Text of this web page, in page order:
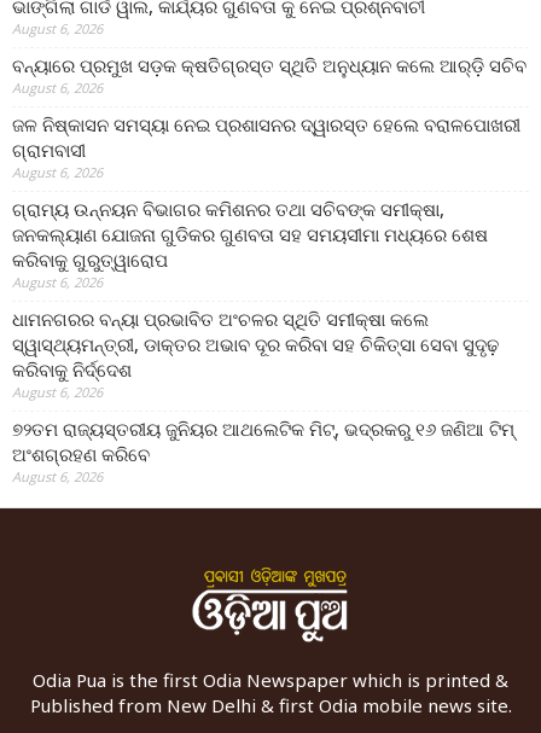
ଭାଙ୍ଗିଲା ଗାର୍ଡ ୱାଲ, କାର୍ଯ୍ୟର ଗୁଣବତା କୁ ନେଇ ପ୍ରଶ୍ନବାଚୀ
August 6, 2026
ବନ୍ୟାରେ ପ୍ରମୁଖ ସଡ଼କ କ୍ଷତିଗ୍ରସ୍ତ ସ୍ଥିତି ଅନୁଧ୍ୟାନ କଲେ ଆର୍‌ଡ଼ି ସଚିବ
August 6, 2026
ଜଳ ନିଷ୍କାସନ ସମସ୍ୟା ନେଇ ପ୍ରଶାସନର ଦ୍ୱାରସ୍ତ ହେଲେ ବରାଳପୋଖରୀ
ଗ୍ରାମବାସୀ
August 6, 2026
ଗ୍ରାମ୍ୟ ଉନ୍ନୟନ ବିଭାଗର କମିଶନର ତଥା ସଚିବଙ୍କ ସମୀକ୍ଷା,
ଜନକଲ୍ୟାଣ ଯୋଜନା ଗୁଡିକର ଗୁଣବତା ସହ ସମୟସୀମା ମଧ୍ୟରେ ଶେଷ
କରିବାକୁ ଗୁରୁତ୍ୱାରୋପ
August 6, 2026
ଧାମନଗରର ବନ୍ୟା ପ୍ରଭାବିତ ଅଂଚଳର ସ୍ଥିତି ସମୀକ୍ଷା କଲେ
ସ୍ୱାସ୍ଥ୍ୟମନ୍ତ୍ରୀ, ଡାକ୍ତର ଅଭାବ ଦୂର କରିବା ସହ ଚିକିତ୍ସା ସେବା ସୁଦୃଢ଼
କରିବାକୁ ନିର୍ଦ୍ଦେଶ
August 6, 2026
୭୨ତମ ରାଜ୍ୟସ୍ତରୀୟ ଜୁନିୟର ଆଥଲେଟିକ ମିଟ୍‌, ଭଦ୍ରକରୁ ୧୬ ଜଣିଆ ଟିମ୍
ଅଂଶଗ୍ରହଣ କରିବେ
August 6, 2026
Odia Pua is the first Odia Newspaper which is printed &
Published from New Delhi & first Odia mobile news site.